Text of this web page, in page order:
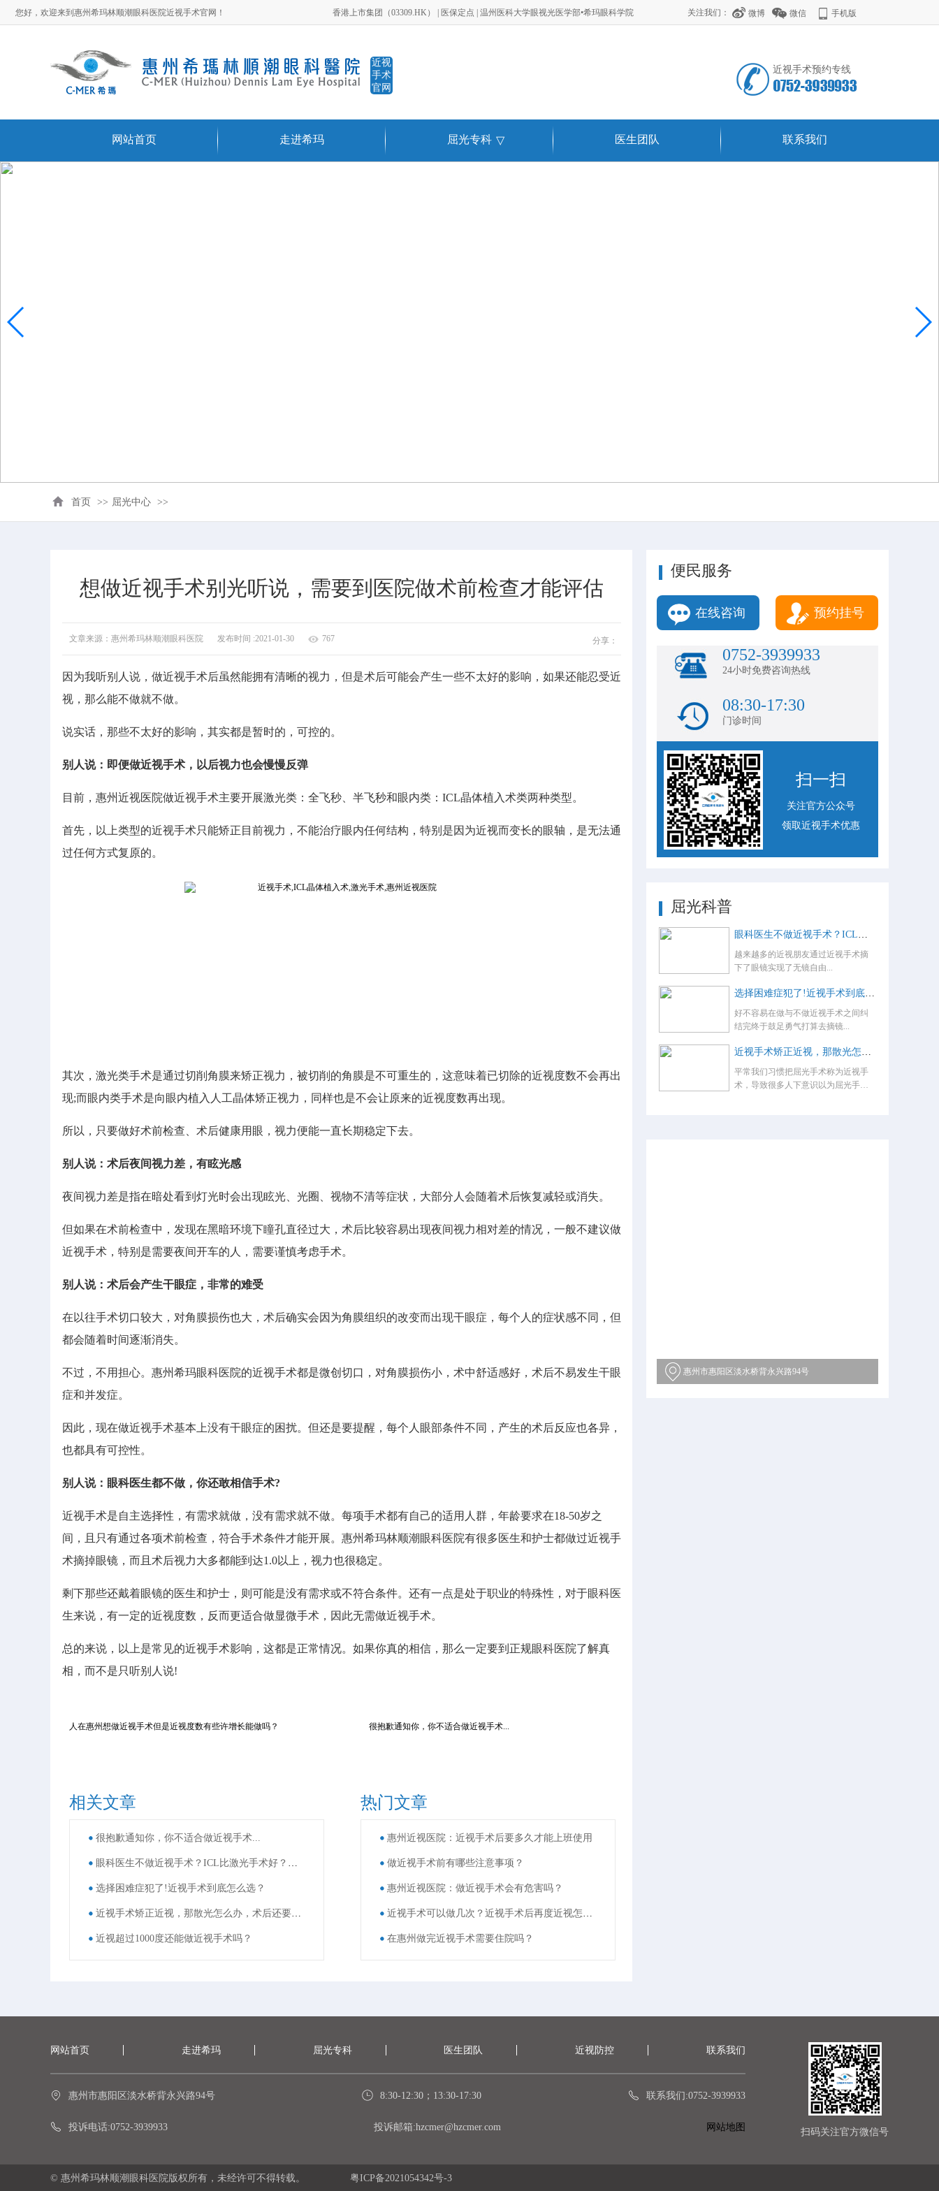
您好，欢迎来到惠州希玛林顺潮眼科医院近视手术官网！ 香港上市集团（03309.HK） | 医保定点 | 温州医科大学眼视光医学部•希玛眼科学院 关注我们： 微博 微信 手机版
近视
手术
官网
近视手术预约专线
网站首页 走进希玛 屈光专科 ▽ 医生团队 联系我们
首页 >> 屈光中心 >>
想做近视手术别光听说，需要到医院做术前检查才能评估
文章来源：惠州希玛林顺潮眼科医院 发布时间 :2021-01-30 767 分享：
因为我听别人说，做近视手术后虽然能拥有清晰的视力，但是术后可能会产生一些不太好的影响，如果还能忍受近
视，那么能不做就不做。
说实话，那些不太好的影响，其实都是暂时的，可控的。
别人说：即便做近视手术，以后视力也会慢慢反弹
目前，惠州近视医院做近视手术主要开展激光类：全飞秒、半飞秒和眼内类：ICL晶体植入术类两种类型。
首先，以上类型的近视手术只能矫正目前视力，不能治疗眼内任何结构，特别是因为近视而变长的眼轴，是无法通
过任何方式复原的。
其次，激光类手术是通过切削角膜来矫正视力，被切削的角膜是不可重生的，这意味着已切除的近视度数不会再出
现;而眼内类手术是向眼内植入人工晶体矫正视力，同样也是不会让原来的近视度数再出现。
所以，只要做好术前检查、术后健康用眼，视力便能一直长期稳定下去。
别人说：术后夜间视力差，有眩光感
夜间视力差是指在暗处看到灯光时会出现眩光、光圈、视物不清等症状，大部分人会随着术后恢复减轻或消失。
但如果在术前检查中，发现在黑暗环境下瞳孔直径过大，术后比较容易出现夜间视力相对差的情况，一般不建议做
近视手术，特别是需要夜间开车的人，需要谨慎考虑手术。
别人说：术后会产生干眼症，非常的难受
在以往手术切口较大，对角膜损伤也大，术后确实会因为角膜组织的改变而出现干眼症，每个人的症状感不同，但
都会随着时间逐渐消失。
不过，不用担心。惠州希玛眼科医院的近视手术都是微创切口，对角膜损伤小，术中舒适感好，术后不易发生干眼
症和并发症。
因此，现在做近视手术基本上没有干眼症的困扰。但还是要提醒，每个人眼部条件不同，产生的术后反应也各异，
也都具有可控性。
别人说：眼科医生都不做，你还敢相信手术?
近视手术是自主选择性，有需求就做，没有需求就不做。每项手术都有自己的适用人群，年龄要求在18-50岁之
间，且只有通过各项术前检查，符合手术条件才能开展。惠州希玛林顺潮眼科医院有很多医生和护士都做过近视手
术摘掉眼镜，而且术后视力大多都能到达1.0以上，视力也很稳定。
剩下那些还戴着眼镜的医生和护士，则可能是没有需求或不符合条件。还有一点是处于职业的特殊性，对于眼科医
生来说，有一定的近视度数，反而更适合做显微手术，因此无需做近视手术。
总的来说，以上是常见的近视手术影响，这都是正常情况。如果你真的相信，那么一定要到正规眼科医院了解真
相，而不是只听别人说!
人在惠州想做近视手术但是近视度数有些许增长能做吗？ 很抱歉通知你，你不适合做近视手术...
相关文章
很抱歉通知你，你不适合做近视手术...
眼科医生不做近视手术？ICL比激光手术好？这些近视手术谣言，别再信了！
选择困难症犯了!近视手术到底怎么选？
近视手术矫正近视，那散光怎么办，术后还要戴眼镜吗？
近视超过1000度还能做近视手术吗？
热门文章
惠州近视医院：近视手术后要多久才能上班使用
做近视手术前有哪些注意事项？
惠州近视医院：做近视手术会有危害吗？
近视手术可以做几次？近视手术后再度近视怎么办？
在惠州做完近视手术需要住院吗？
便民服务
在线咨询 预约挂号
0752-3939933
24小时免费咨询热线
08:30-17:30
门诊时间
扫一扫
关注官方公众号
领取近视手术优惠
屈光科普
眼科医生不做近视手术？ICL比激光手术好？这些近视手术谣言，别再信了！
越来越多的近视朋友通过近视手术摘
下了眼镜实现了无镜自由...
选择困难症犯了!近视手术到底怎么选？
好不容易在做与不做近视手术之间纠
结完终于鼓足勇气打算去摘镜...
近视手术矫正近视，那散光怎么办，术后还要戴眼镜吗？
平常我们习惯把屈光手术称为近视手
术，导致很多人下意识以为屈光手术
惠州市惠阳区淡水桥背永兴路94号
网站首页 走进希玛 屈光专科 医生团队 近视防控 联系我们
惠州市惠阳区淡水桥背永兴路94号 8:30-12:30；13:30-17:30 联系我们:0752-3939933
投诉电话:0752-3939933 投诉邮箱:hzcmer@hzcmer.com 网站地图 扫码关注官方微信号
© 惠州希玛林顺潮眼科医院版权所有，未经许可不得转载。 粤ICP备2021054342号-3